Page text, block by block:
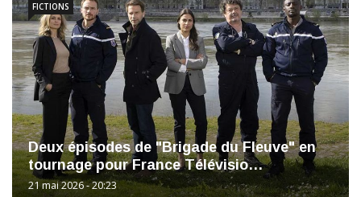
Deux épisodes de "Brigade du Fleuve" en
tournage pour France Télévisio…
21 mai 2026 - 20:23
FICTIONS